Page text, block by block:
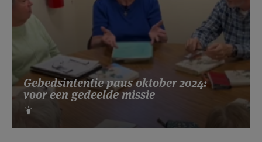
Gebedsintentie paus oktober 2024:
voor een gedeelde missie